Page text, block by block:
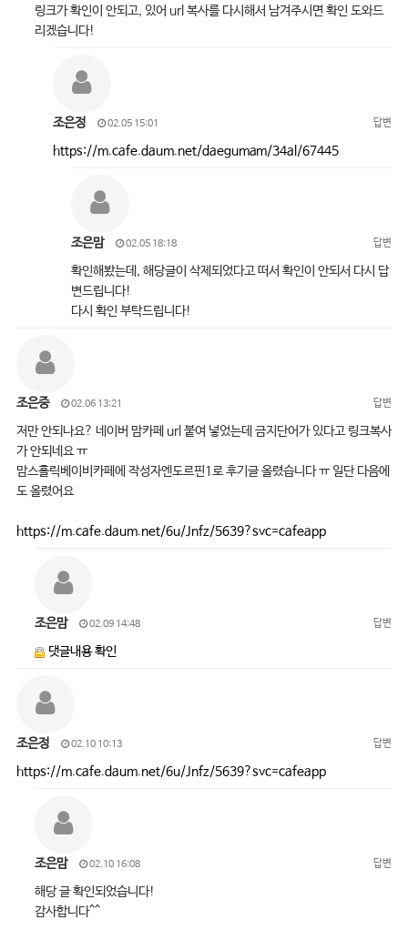
링크가 확인이 안되고, 있어 url 복사를 다시해서 남겨주시면 확인 도와드
리겠습니다!
조은정 02.05 15:01 답변
https://m.cafe.daum.net/daegumam/34al/67445
조은맘 02.05 18:18 답변
확인해봤는데, 해당글이 삭제되었다고 떠서 확인이 안되서 다시 답
변드립니다!
다시 확인 부탁드립니다!
조은중 02.06 13:21 답변
저만 안되나요? 네이버 맘카페 url 붙여 넣었는데 금지단어가 있다고 링크복사
가 안되네요 ㅠ
맘스홀릭베이비카페에 작성자엔도르핀1로 후기글 올렸습니다 ㅠ 일단 다음에
도 올렸어요
https://m.cafe.daum.net/6u/Jnfz/5639?svc=cafeapp
조은맘 02.09 14:48 답변
댓글내용 확인
조은정 02.10 10:13 답변
https://m.cafe.daum.net/6u/Jnfz/5639?svc=cafeapp
조은맘 02.10 16:08 답변
해당 글 확인되었습니다!
감사합니다^^